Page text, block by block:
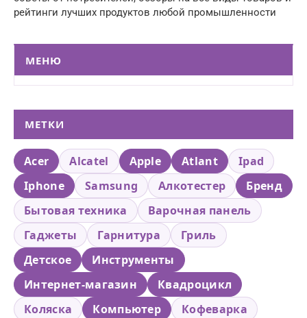
рейтинги лучших продуктов любой промышленности
МЕНЮ
МЕТКИ
Acer Alcatel Apple Atlant
Ipad
Iphone
Samsung Алкотестер
Бренд
Бытовая техника
Варочная панель
Гаджеты
Гарнитура
Гриль
Детское
Инструменты
Интернет-магазин
Квадроцикл
Коляска
Компьютер Кофеварка